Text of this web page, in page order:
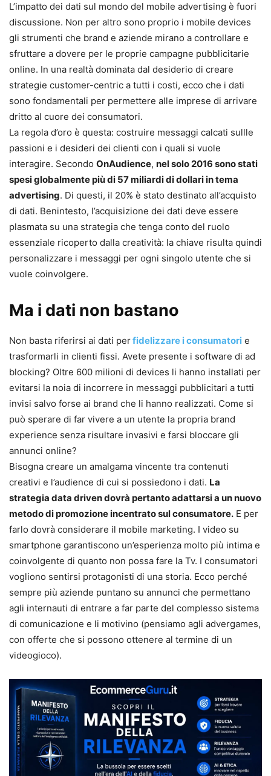
L’impatto dei dati sul mondo del mobile advertising è fuori
discussione. Non per altro sono proprio i mobile devices
gli strumenti che brand e aziende mirano a controllare e
sfruttare a dovere per le proprie campagne pubblicitarie
online. In una realtà dominata dal desiderio di creare
strategie customer-centric a tutti i costi, ecco che i dati
sono fondamentali per permettere alle imprese di arrivare
dritto al cuore dei consumatori.
La regola d’oro è questa: costruire messaggi calcati sullle
passioni e i desideri dei clienti con i quali si vuole
interagire. Secondo OnAudience, nel solo 2016 sono stati
spesi globalmente più di 57 miliardi di dollari in tema
advertising. Di questi, il 20% è stato destinato all’acquisto
di dati. Benintesto, l’acquisizione dei dati deve essere
plasmata su una strategia che tenga conto del ruolo
essenziale ricoperto dalla creatività: la chiave risulta quindi
personalizzare i messaggi per ogni singolo utente che si
vuole coinvolgere.
Ma i dati non bastano
Non basta riferirsi ai dati perfidelizzare i consumatori e
trasformarli in clienti fissi. Avete presente i software di ad
blocking? Oltre 600 milioni di devices li hanno installati per
evitarsi la noia di incorrere in messaggi pubblicitari a tutti
invisi salvo forse ai brand che li hanno realizzati. Come si
può sperare di far vivere a un utente la propria brand
experience senza risultare invasivi e farsi bloccare gli
annunci online?
Bisogna creare un amalgama vincente tra contenuti
creativi e l’audience di cui si possiedono i dati. La
strategia data driven dovrà pertanto adattarsi a un nuovo
metodo di promozione incentrato sul consumatore. E per
farlo dovrà considerare il mobile marketing. I video su
smartphone garantiscono un’esperienza molto più intima e
coinvolgente di quanto non possa fare la Tv. I consumatori
vogliono sentirsi protagonisti di una storia. Ecco perché
sempre più aziende puntano su annunci che permettano
agli internauti di entrare a far parte del complesso sistema
di comunicazione e li motivino (pensiamo agli advergames,
con offerte che si possono ottenere al termine di un
videogioco).